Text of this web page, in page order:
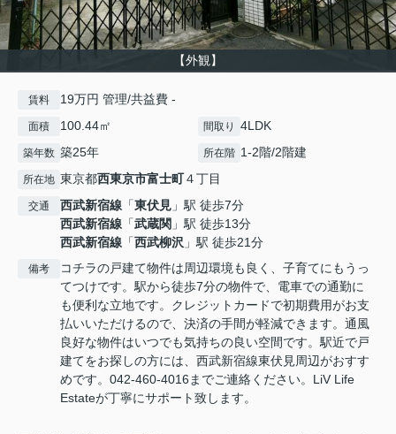
【外観】
賃料 19万円 管理/共益費 -
面積 100.44㎡ 間取り 4LDK
築年数 築25年 所在階 1-2階/2階建
所在地 東京都西東京市富士町４丁目
交通 西武新宿線 「東伏見 」駅 徒歩7分
西武新宿線 「武蔵関 」駅 徒歩13分
西武新宿線 「西武柳沢 」駅 徒歩21分
備考
コチラの戸建て物件は周辺環境も良く、子育てにもうっ
てつけです。駅から徒歩7分の物件で、電車での通勤に
も便利な立地です。クレジットカードで初期費用がお支
払いいただけるので、決済の手間が軽減できます。通風
良好な物件はいつでも気持ちの良い空間です。駅近で戸
建てをお探しの方には、西武新宿線東伏見周辺がおすす
めです。042-460-4016までご連絡ください。LiV Life
Estateが丁寧にサポート致します。